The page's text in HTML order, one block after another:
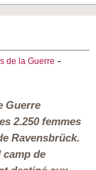
de la Guerre -
Guerre
2.250 femmes
Ravensbrück.
camp de